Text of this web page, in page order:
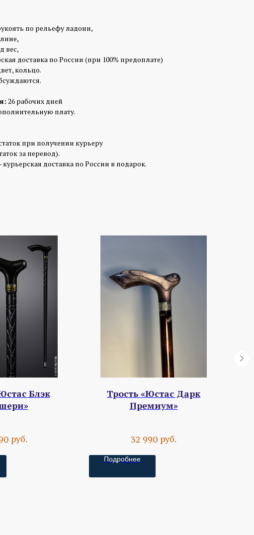
по рельефу ладони,
вес,
доставка по России (при 100% предоплате)
кольцо.
26 рабочих дней
плату.
при получении курьеру
за перевод).
доставка по России в подарок.
Блэк
руб.
Трость «Юстас Дарк
Премиум»
32 990 руб.
Подробнее